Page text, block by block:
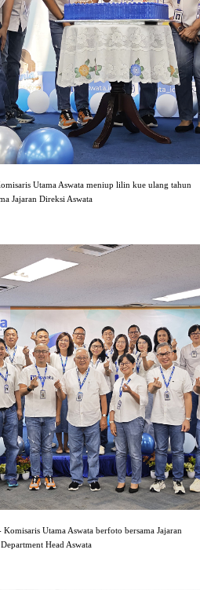
Utama Aswata meniup lilin kue ulang tahun
Jajaran Direksi Aswata
Utama Aswata berfoto bersama Jajaran
Head Aswata